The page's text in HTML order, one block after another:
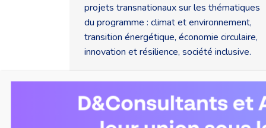
projets transnationaux sur les thématiques
du programme : climat et environnement,
transition énergétique, économie circulaire,
innovation et résilience, société inclusive.